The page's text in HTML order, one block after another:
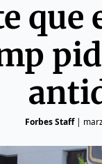
que
Forbes Staff|